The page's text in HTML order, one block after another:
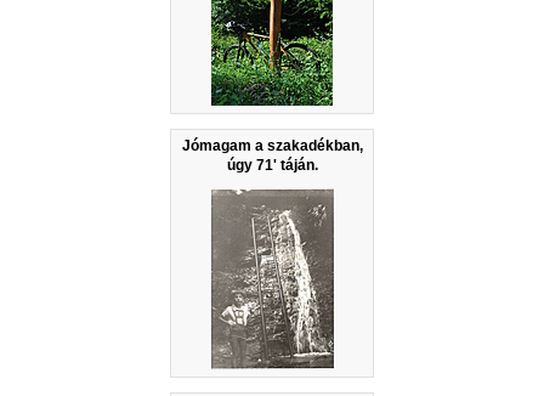
Jómagam a szakadékban,
úgy 71' táján.